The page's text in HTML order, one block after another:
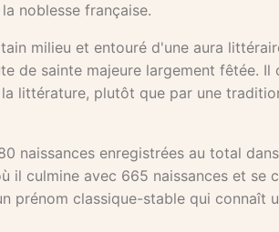
noblesse française.
milieu et entouré d'une aura
de sainte majeure largement fêtée. Il
littérature, plutôt que par une
naissances enregistrées au total dans
il culmine avec 665 naissances et se
prénom classique-stable qui connaît